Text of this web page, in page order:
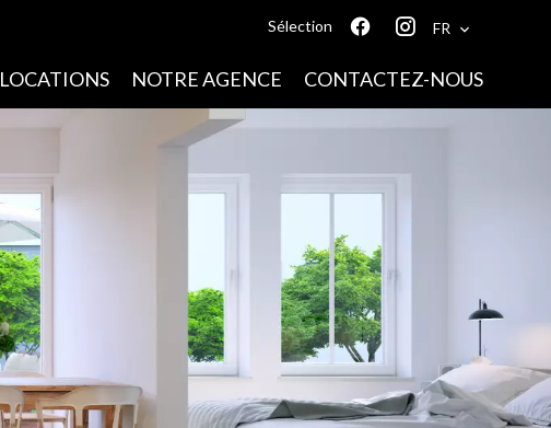
Sélection FR
LOCATIONS NOTRE AGENCE CONTACTEZ-NOUS